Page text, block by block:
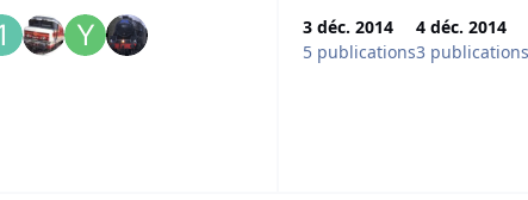
3 déc. 2014
5 publications
4 déc. 2014
3 publications